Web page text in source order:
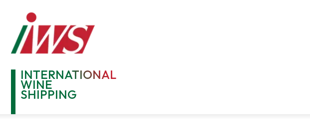
INTERNATIONAL
WINE
SHIPPING